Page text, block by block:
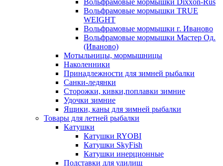
Вольфрамовые мормышки Dixxon-Rus
Вольфрамовые мормышки TRUE
WEIGHT
Вольфрамовые мормышки г. Иваново
Вольфрамовые мормышки Мастер Од.
(Иваново)
Мотыльницы, мормышницы
Наколенники
Принадлежности для зимней рыбалки
Санки-ледянки
Сторожки, кивки,поплавки зимние
Удочки зимние
Ящики, каны для зимней рыбалки
Товары для летней рыбалки
Катушки
Катушки RYOBI
Катушки SkyFish
Катушки инерционные
Подставки для удилищ